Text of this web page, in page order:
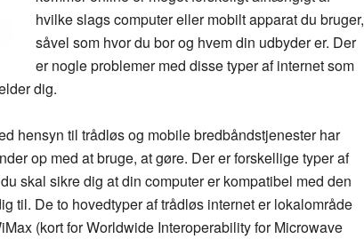
hvilke slags computer eller mobilt apparat du bruger,
såvel som hvor du bor og hvem din udbyder er. Der
er nogle problemer med disse typer af internet som
dig.
hensyn til trådløs og mobile bredbåndstjenester har
op med at bruge, at gøre. Der er forskellige typer af
skal sikre dig at din computer er kompatibel med den
til. De to hovedtyper af trådløs internet er lokalområde
(kort for Worldwide Interoperability for Microwave